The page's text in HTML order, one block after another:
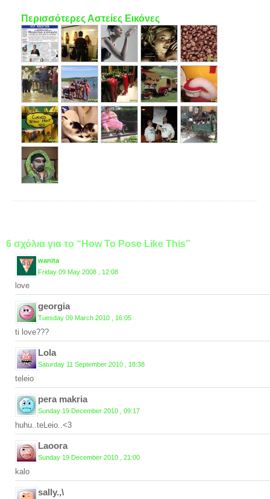
Περισσότερες Αστείες Εικόνες
6 σχόλια για το “How To Pose Like This”
wanita
Friday 09 May 2008 , 12:08
love
georgia
Tuesday 09 March 2010 , 16:05
ti love???
Lola
Saturday 11 September 2010 , 18:38
teleio
pera makria
Sunday 19 December 2010 , 09:17
huhu..teLeio..<3
Laoora
Sunday 19 December 2010 , 21:00
kalo
sally.,\